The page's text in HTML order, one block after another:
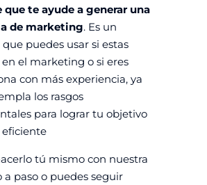
te ayude a generar una
de marketing. Es un
puedes usar si estas
el marketing o si eres
con más experiencia, ya
los rasgos
para lograr tu objetivo
tú mismo con nuestra
a paso o puedes seguir